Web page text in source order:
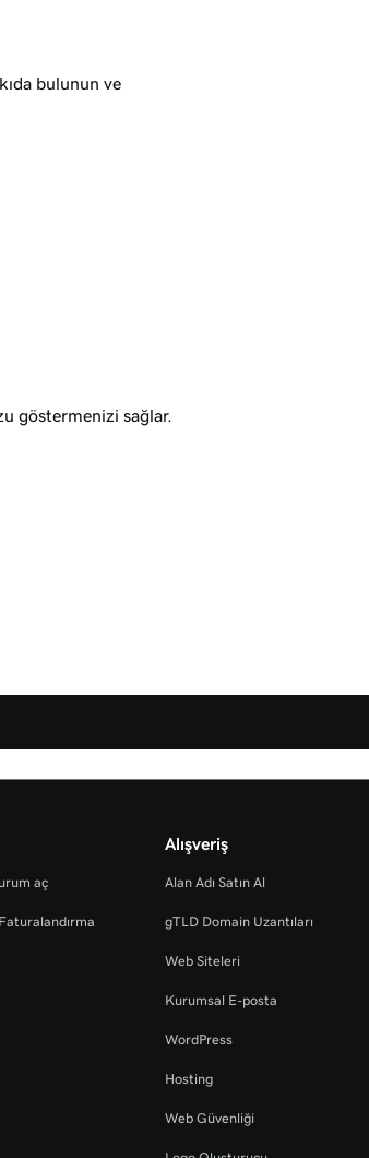
bulunun ve
göstermenizi sağlar.
aç
Alışveriş
Alan Adı Satın Al
gTLD Domain Uzantıları
Web Siteleri
Kurumsal E-posta
WordPress
Hosting
Web Güvenliği